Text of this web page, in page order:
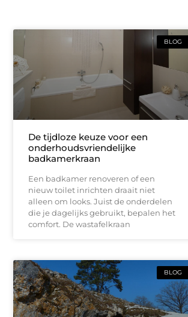
BLOG
De tijdloze keuze voor een
onderhoudsvriendelijke
badkamerkraan
Een badkamer renoveren of een
nieuw toilet inrichten draait niet
alleen om looks. Juist de onderdelen
die je dagelijks gebruikt, bepalen het
comfort. De wastafelkraan
BLOG